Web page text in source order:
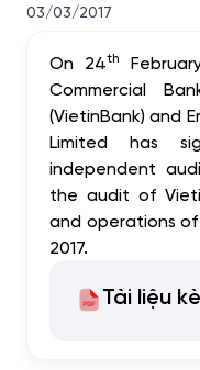
03/03/2017
On 24th
Commercial
(VietinBank)and
Limited has
independent
the audit of
and operations
2017.
Tài liệu